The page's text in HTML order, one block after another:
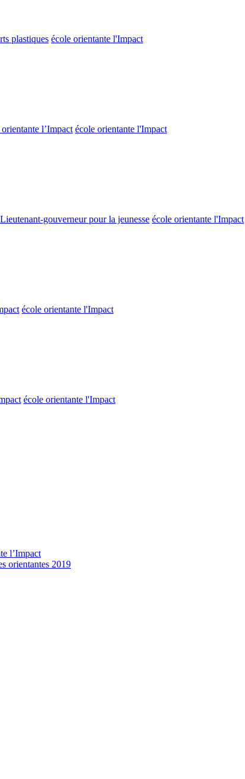
plastiques école orientante l'Impact
l’Impact école orientante l'Impact
gouverneur pour la jeunesse école orientante l'Impact
école orientante l'Impact
école orientante l'Impact
l’Impact
orientantes 2019